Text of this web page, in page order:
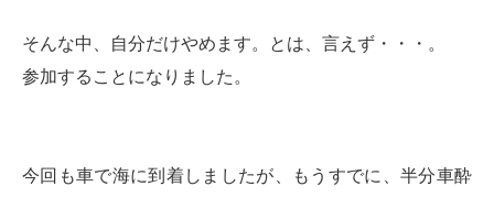
そんな中、自分だけやめます。とは、言えず・・・。
参加することになりました。
今回も車で海に到着しましたが、もうすでに、半分車酔